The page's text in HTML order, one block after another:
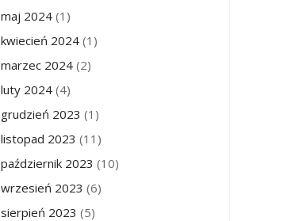
maj 2024 (1)
kwiecień 2024 (1)
marzec 2024 (2)
luty 2024 (4)
grudzień 2023 (1)
listopad 2023 (11)
październik 2023 (10)
wrzesień 2023 (6)
sierpień 2023 (5)